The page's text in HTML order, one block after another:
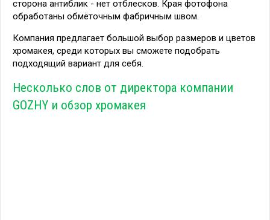
сторона антиблик - нет отблесков. Края фотофона
обработаны обмёточным фабричным швом.
Компания предлагает большой выбор размеров и цветов
хромакея, среди которых вы сможете подобрать
подходящий вариант для себя.
Несколько слов от директора компании
GOZHY и обзор хромакея